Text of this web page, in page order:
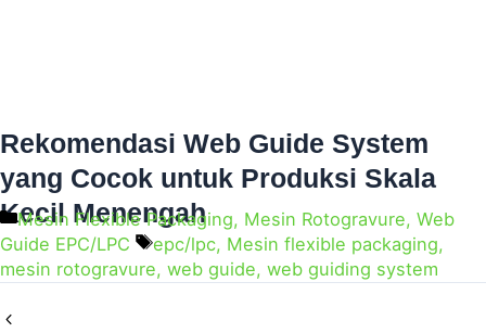
Rekomendasi Web Guide System
yang Cocok untuk Produksi Skala
Kecil Menengah
Mesin Flexible Packaging, Mesin Rotogravure,Web
Guide EPC/LPC
epc/lpc, Mesin flexible packaging,
mesin rotogravure, web guide, web guiding system